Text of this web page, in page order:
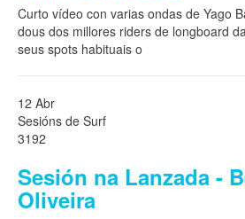
Curto vídeo con varias ondas de Yago
dous dos millores riders de longboard
seus spots habituais o
12 Abr
Sesións de Surf
3192
Sesión na Lanzada -
Oliveira